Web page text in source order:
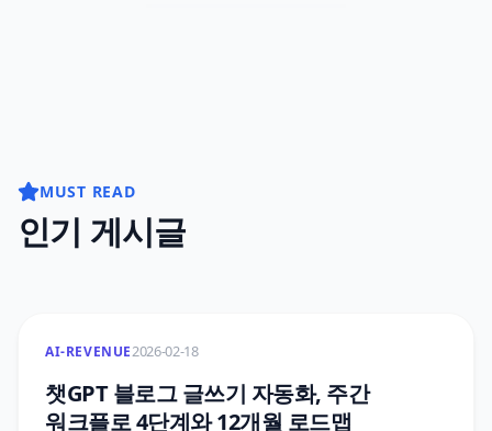
MUST READ
인기 게시글
AI-REVENUE2026-02-18
챗GPT 블로그 글쓰기 자동화, 주간
워크플로 4단계와 12개월 로드맵